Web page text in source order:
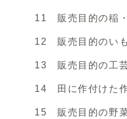
11 販売目的の稲・
12 販売目的のいも
13 販売目的の工芸農
14 田に作付けた作
15 販売目的の野菜類